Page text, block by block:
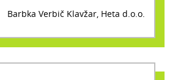
Barbka Verbič Klavžar, Heta d.o.o.